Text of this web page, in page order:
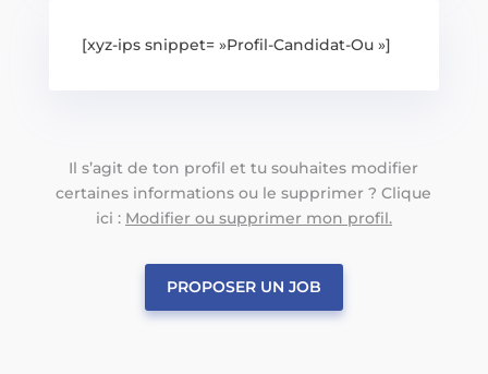
[xyz-ips snippet= »Profil-Candidat-Ou »]
Il s’agit de ton profil et tu souhaites modifier
certaines informations ou le supprimer ? Clique
ici : Modifier ou supprimer mon profil.
PROPOSER UN JOB